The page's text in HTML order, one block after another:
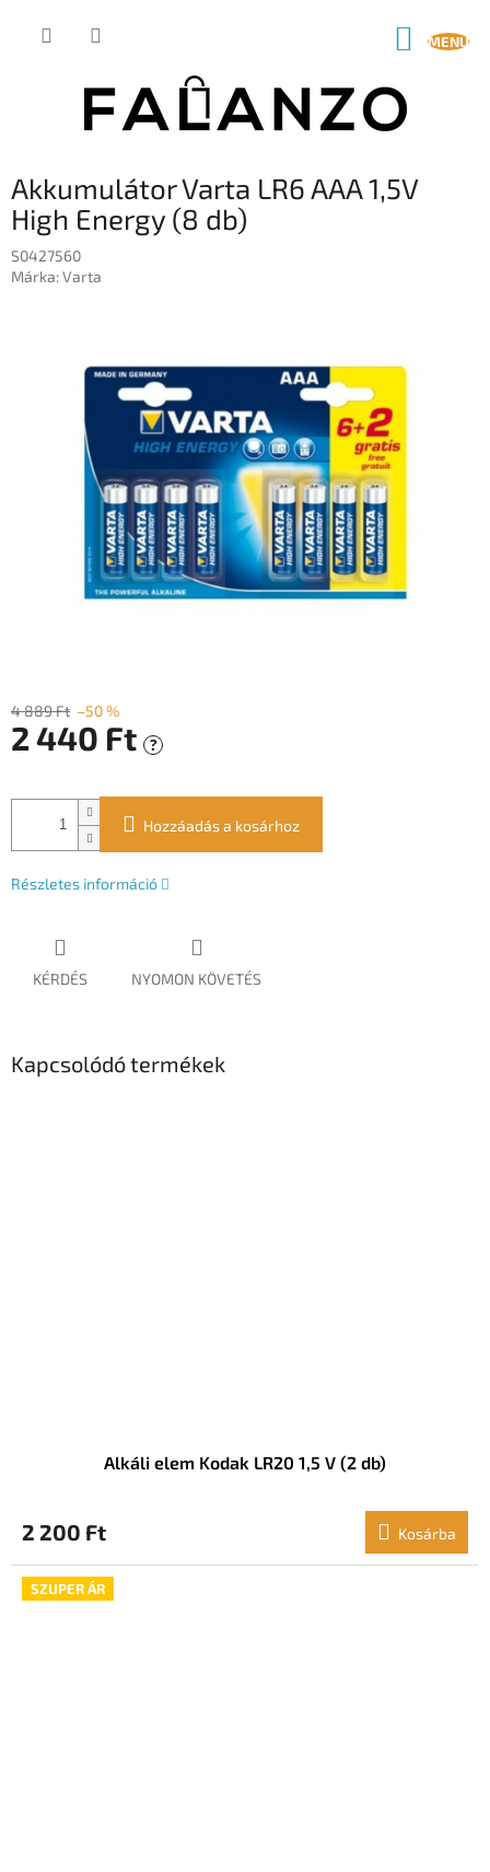
KOSÁR
Akkumulátor Varta LR6 AAA 1,5V
High Energy (8 db)
S0427560
Márka:Varta
4 889 Ft –50 %
2 440 Ft ?
Hozzáadás a kosárhoz
Részletes információ
KÉRDÉS NYOMON KÖVETÉS
Kapcsolódó termékek
Alkáli elem Kodak LR20 1,5 V (2 db)
2 200 Ft Kosárba
SZUPER ÁR